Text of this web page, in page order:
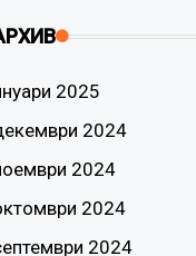
2025
2024
2024
2024
2024